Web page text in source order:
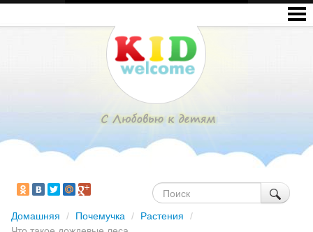
Домашняя / Почемучка / Растения
/